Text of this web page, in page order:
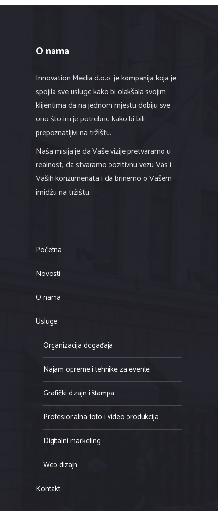
O nama
spojila sve usluge kako bi olakšala svojim
ono što im je potrebno kako bi bili
prepoznatljivi na tržištu.
Naša misija je da Vaše vizije pretvaramo u
realnost, da stvaramo pozitivnu vezu Vas i
Vaših konzumenata i da brinemo o Vašem
imidžu na tržištu.
O nama
Usluge
Organizacija događaja
Najam opreme i tehnike za evente
Grafički dizajn i štampa
Profesionalna foto i video produkcija
Digitalni marketing
Web dizajn
Kontakt